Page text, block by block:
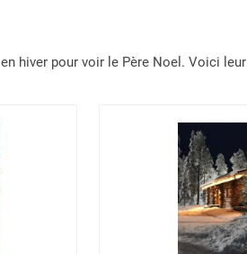
hiver pour voir le Père Noel. Voici leur